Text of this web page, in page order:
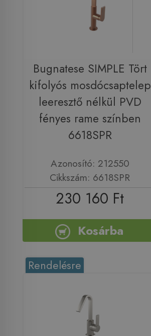
Bugnatese SIMPLE Tört
kifolyós mosdócsaptelep
leeresztő nélkül PVD
fényes rame színben
6618SPR
Azonosító: 212550
Cikkszám: 6618SPR
230 160 Ft
Kosárba
Rendelésre